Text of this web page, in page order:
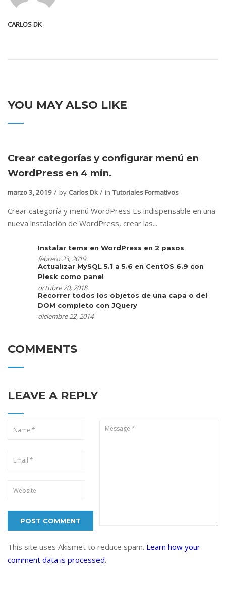
CARLOS DK
YOU MAY ALSO LIKE
Crear categorías y configurar menú en
WordPress en 4 min.
marzo 3, 2019 by Carlos Dk in Tutoriales Formativos
Crear categoría y menú WordPress Es indispensable en una
nueva instalación de WordPress, crear las...
Instalar tema en WordPress en 2 pasos
febrero 23, 2019
Actualizar MySQL 5.1 a 5.6 en CentOS 6.9 con
Plesk como panel
octubre 20, 2018
Recorrer todos los objetos de una capa o del
DOM completo con JQuery
diciembre 22, 2014
COMMENTS
LEAVE A REPLY
This site uses Akismet to reduce spam. Learn how your
comment data is processed.